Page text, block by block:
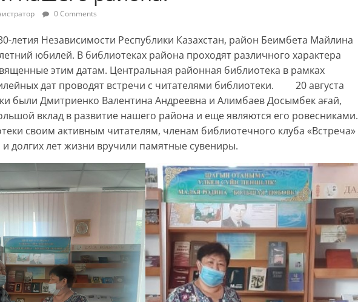
0 Comments
летия Независимости Республики Казахстан, район Беимбета Майлина
юбилей. В библиотеках района проходят различного характера
этим датам. Центральная районная библиотека в рамках
дат проводят встречи с читателями библиотеки. 20 августа
были Дмитриенко Валентина Андреевна и Алимбаев Досымбек ағай,
вклад в развитие нашего района и еще являются его ровесниками.
своим активным читателям, членам библиотечного клуба «Встреча»
долгих лет жизни вручили памятные сувениры.